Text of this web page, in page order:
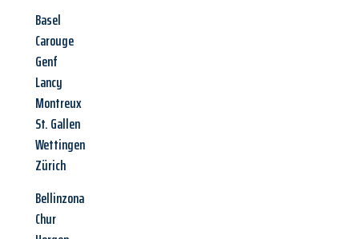
Basel
Carouge
Genf
Lancy
Montreux
St. Gallen
Wettingen
Zürich
Bellinzona
Chur